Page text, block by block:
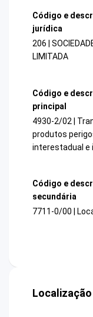
Código e
jurídica
206 |
LIMITADA
Código e
principal
4930-2/02 |
produtos
interestadual e
Código e
secundária
7711-0/00 |